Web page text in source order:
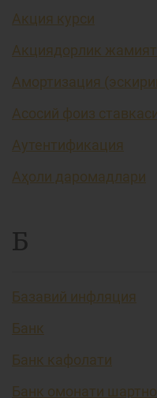
Акция курси
Акциядорлик
Амортизация
Асосий фоиз
Аутентификация
Аҳоли даромадлари
Б
Базавий инфляция
Банк
Банк кафолати
Банк омонати